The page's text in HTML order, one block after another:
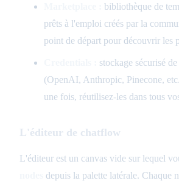
bibliothèque de
prêts à l'emploi créés par la
point de départ pour découvrir les
stockage sécurisé
(OpenAI, Anthropic, Pinecone,
une fois, réutilisez-les dans tous
L'éditeur de chatflow
L'éditeur est un canvas vide sur lequel
depuis la palette latérale. Chaque